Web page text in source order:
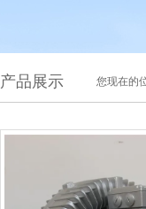
产品展示 您现在的